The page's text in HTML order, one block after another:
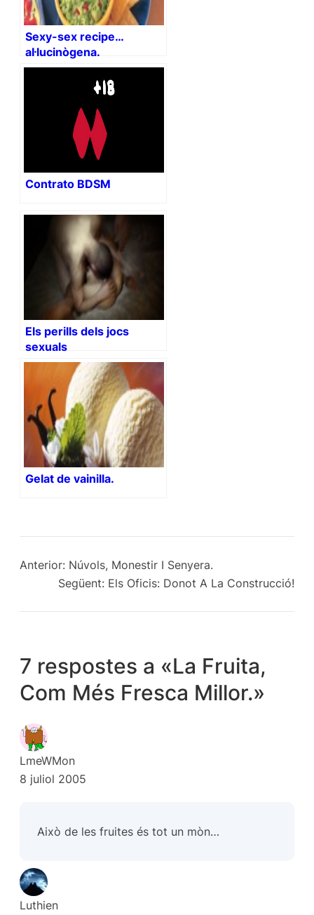
Sexy-sex recipe…
al·lucinògena.
Contrato BDSM
Els perills dels jocs
sexuals
Gelat de vainilla.
Anterior: Núvols, Monestir I Senyera.
Següent: Els Oficis: Donot A La Construcció!
7 respostes a «La Fruita,
Com Més Fresca Millor.»
LmeWMon
8 juliol 2005
Això de les fruites és tot un mòn…
Luthien